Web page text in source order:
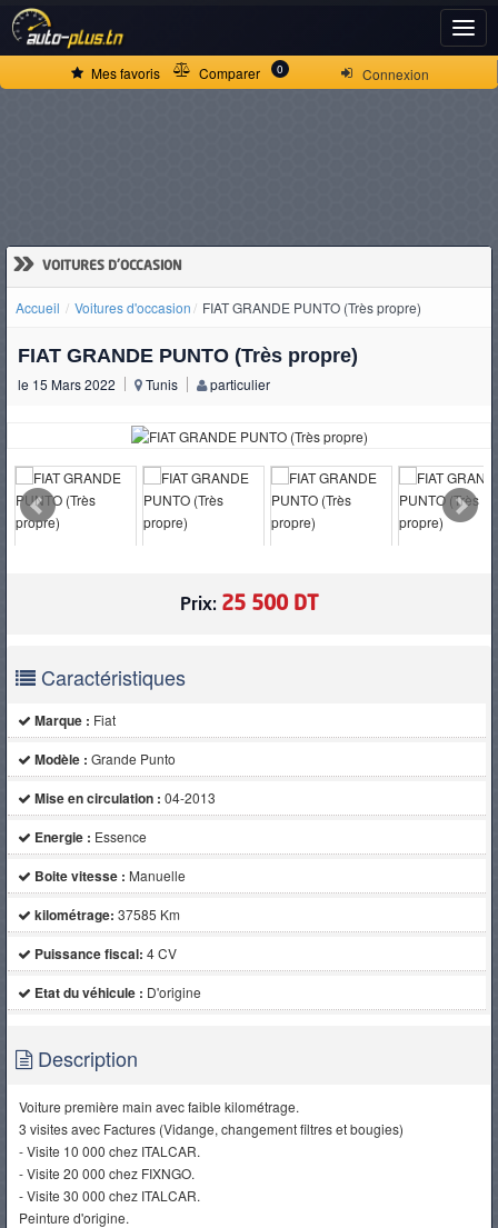
Connexion
Mes favoris Comparer 0
» VOITURES D'OCCASION
Accueil Voitures d'occasion FIAT GRANDE PUNTO (Très propre)
FIAT GRANDE PUNTO (Très propre)
le 15 Mars 2022 Tunis particulier
Prix: 25 500 DT
Caractéristiques
Marque : Fiat
Modèle : Grande Punto
Mise en circulation : 04-2013
Energie : Essence
Boite vitesse : Manuelle
kilométrage: 37585 Km
Puissance fiscal: 4 CV
Etat du véhicule : D'origine
Description
Voiture première main avec faible kilométrage.
3 visites avec Factures (Vidange, changement filtres et bougies)
- Visite 10 000 chez ITALCAR.
- Visite 20 000 chez FIXNGO.
- Visite 30 000 chez ITALCAR.
Peinture d'origine.
ACCUEIL
D'OCCASION
PNEUS